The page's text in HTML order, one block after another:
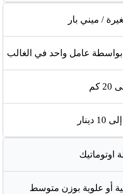
/ ميني بار
عامل واحد في الغالب
كم
اوتوماتيك
أو علوية بوزن متوسط